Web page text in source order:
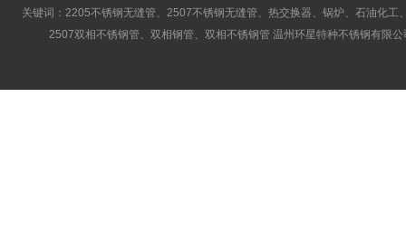
关键词：2205不锈钢无缝管、2507不锈钢无缝管、热交换器、锅炉、石油化
2507双相不锈钢管、双相钢管、双相不锈钢管 温州环星特种不锈钢有限